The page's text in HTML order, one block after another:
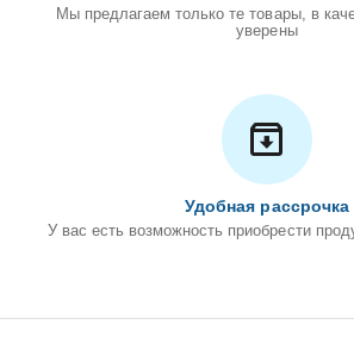
Мы предлагаем только те товары, в
уверены
Удобная рассрочка
У вас есть возможность приобрести